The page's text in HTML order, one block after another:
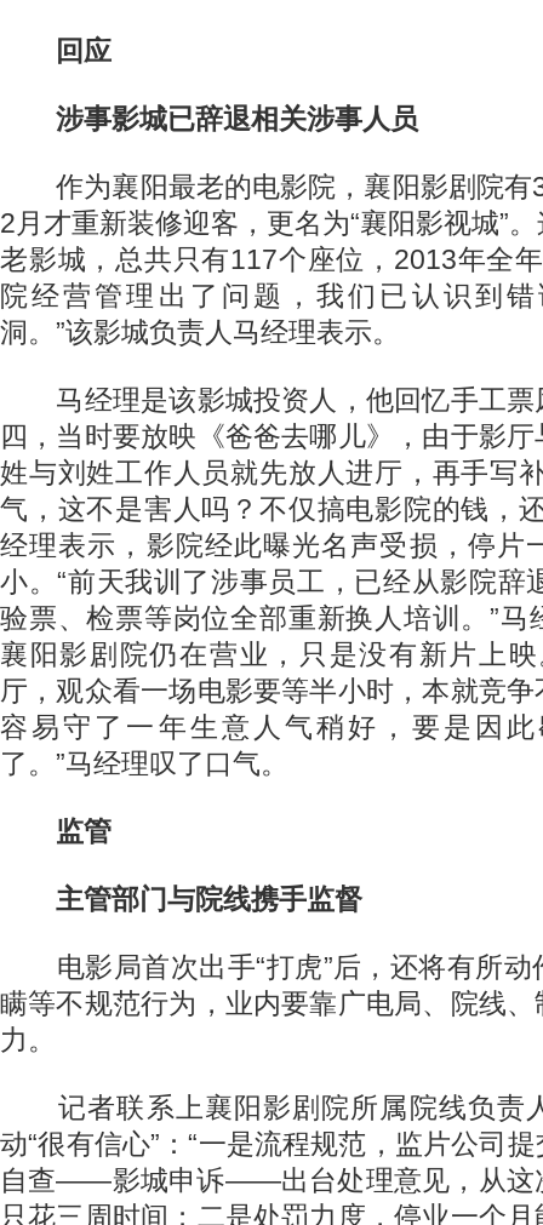
回应
涉事影城已辞退相关涉事人员
作为襄阳最老的电影院，襄阳影剧院有
2月才重新装修迎客，更名为“襄阳影视城”
老影城，总共只有117个座位，2013年全
院经营管理出了问题，我们已认识到
洞。”该影城负责人马经理表示。
马经理是该影城投资人，他回忆手工票
四，当时要放映《爸爸去哪儿》，由于影
姓与刘姓工作人员就先放人进厅，再手写
气，这不是害人吗？不仅搞电影院的钱，
经理表示，影院经此曝光名声受损，停片
小。“前天我训了涉事员工，已经从影院辞
验票、检票等岗位全部重新换人培训。”马
襄阳影剧院仍在营业，只是没有新片上
厅，观众看一场电影要等半小时，本就竞
容易守了一年生意人气稍好，要是因
了。”马经理叹了口气。
监管
主管部门与院线携手监督
电影局首次出手“打虎”后，还将有所动
瞒等不规范行为，业内要靠广电局、院线
力。
记者联系上襄阳影剧院所属院线负责
动“很有信心”：“一是流程规范，监片公司
自查——影城申诉——出台处理意见，从这
只花三周时间；二是处罚力度，停业一个